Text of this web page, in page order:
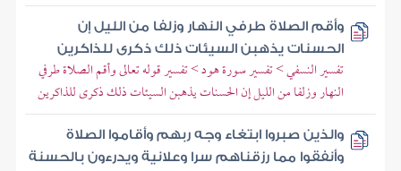
وأقم الصلاة طرفي النهار وزلفا من الليل إن
الحسنات يذهبن السيئات ذلك ذكرى للذاكرين
تفسير النسفي > تفسير سورة هود > تفسير قوله تعالى وأقم الصلاة طرفي
النهار وزلفا من الليل إن الحسنات يذهبن السيئات ذلك ذكرى للذاكرين
والذين صبروا ابتغاء وجه ربهم وأقاموا الصلاة
وأنفقوا مما رزقناهم سرا وعلانية ويدرءون بالحسنة